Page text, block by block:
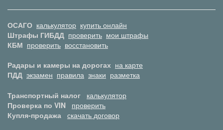
ОСАГО калькулятор купить онлайн
Штрафы ГИБДД проверить мои штрафы
КБМ проверить восстановить
Радары и камеры на дорогах на карте
ПДД экзамен правила знаки разметка
Транспортный налог
калькулятор
Проверка по VIN
проверить
Купля-продажа скачать договор